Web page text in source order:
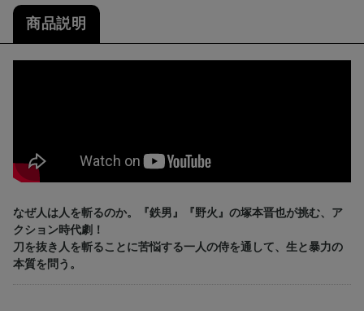
商品説明
なぜ人は人を斬るのか。『鉄男』『野火』の塚本晋也が挑む、ア
クション時代劇！
刀を抜き人を斬ることに苦悩する一人の侍を通して、生と暴力の
本質を問う。